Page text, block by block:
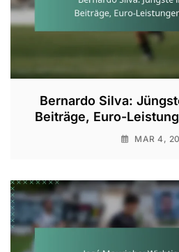
Bernardo Silva:
Beiträge, Euro-
MAR 4,